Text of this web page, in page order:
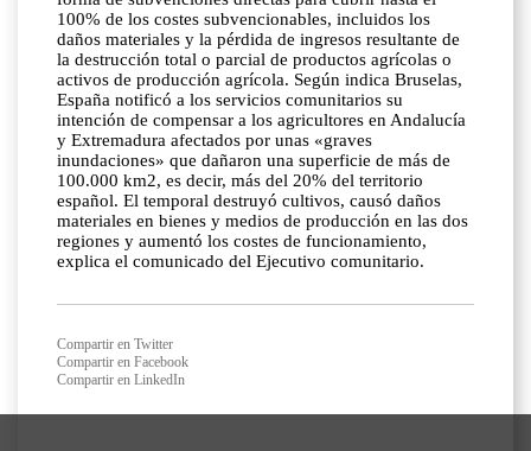
100% de los costes subvencionables, incluidos los
daños materiales y la pérdida de ingresos resultante de
la destrucción total o parcial de productos agrícolas o
activos de producción agrícola. Según indica Bruselas,
España notificó a los servicios comunitarios su
intención de compensar a los agricultores en Andalucía
y Extremadura afectados por unas «graves
inundaciones» que dañaron una superficie de más de
100.000 km2, es decir, más del 20% del territorio
español. El temporal destruyó cultivos, causó daños
materiales en bienes y medios de producción en las dos
regiones y aumentó los costes de funcionamiento,
explica el comunicado del Ejecutivo comunitario.
Compartir en Twitter
Compartir en Facebook
Compartir en LinkedIn